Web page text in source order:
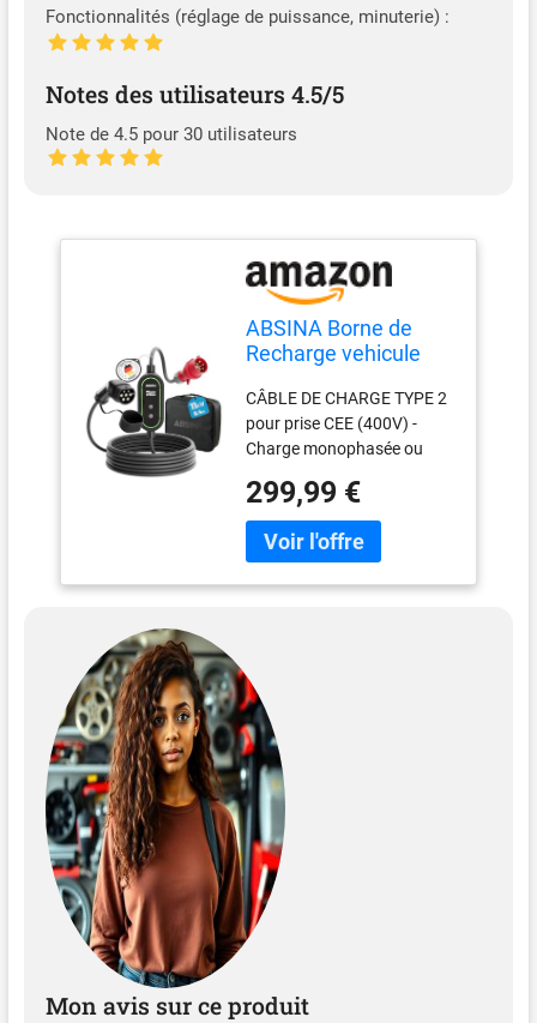
Fonctionnalités (réglage de puissance, minuterie) :
Notes des utilisateurs 4.5/5
Note de 4.5 pour 30 utilisateurs
ABSINA Borne de
Recharge vehicule
CÂBLE DE CHARGE TYPE 2
pour prise CEE (400V) -
Charge monophasée ou
de charge réglable de 6A à
16A - Réglages de
démarrage et de durée de
actuel, la puissance de
charge, l'énergie chargée, la
tension en V, les réglages de
temps, et les indicateurs de
charge et d'état
COMPATIBLE avec tous les
véhicules électriques et
hybrides rechargeables
avec connecteur Type 2 ou
CCS2, comme Model 3, e-
Up, ID.3, ID.4, Zoe, Fortwo,
intégré AC 30mA & DC 6mA,
299,99 €
Mon avis sur ce produit